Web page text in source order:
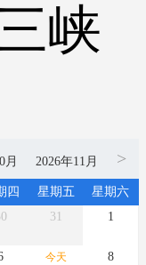
峡
>
月 2026年11月
无团期
月 2027年3月
年6月
四 星期五
星期六
31 1
今天 8